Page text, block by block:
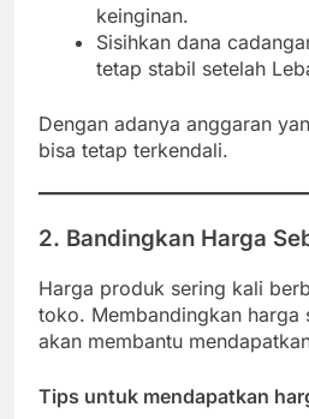
keinginan.
Sisihkan dana
tetap stabil setelah
Dengan adanya anggaran
bisa tetap terkendali.
2. Bandingkan Harga
Harga produk sering kali
toko. Membandingkan harga
akan membantu
Tips untuk mendapatkan